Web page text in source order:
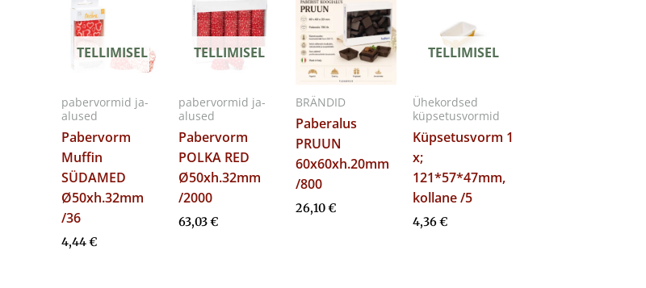
TELLIMISEL
pabervormid ja-
alused
Pabervorm
Muffin
SÜDAMED
Ø50xh.32mm
/36
4,44€
TELLIMISEL
pabervormid ja-
alused
Pabervorm
POLKA RED
Ø50xh.32mm
/2000
63,03€
BRÄNDID
Paberalus
PRUUN
60x60xh.20mm
/800
26,10€
TELLIMISEL
Ühekordsed
küpsetusvormid
Küpsetusvorm 1
x;
121*57*47mm,
kollane /5
4,36€